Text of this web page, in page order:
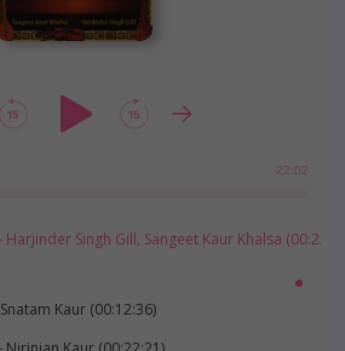
22:02
Singh Gill, Sangeet Kaur Khalsa
Kaur (00:12:36)